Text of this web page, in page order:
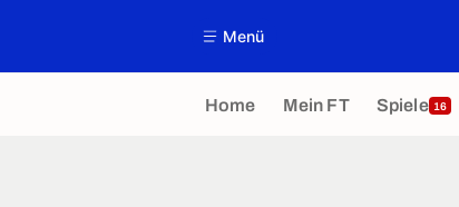
Menü
Home Mein FT Spiele 16